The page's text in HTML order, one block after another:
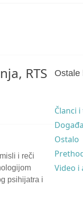
RTS
i reči
psihijatra i
Ostale
Članci
Ostalo
Video i